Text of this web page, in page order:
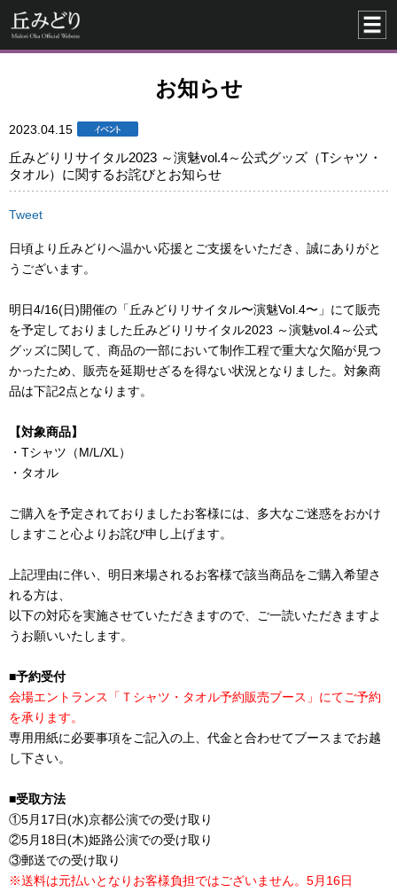
お知らせ
2023.04.15
丘みどりリサイタル2023 ～演魅vol.4～公式グッズ（Tシャツ・
タオル）に関するお詫びとお知らせ
Tweet
日頃より丘みどりへ温かい応援とご支援をいただき、誠にありがと
うございます。
明日4/16(日)開催の「丘みどりリサイタル〜演魅Vol.4〜」にて販売
を予定しておりました丘みどりリサイタル2023 ～演魅vol.4～公式
グッズに関して、商品の一部において制作工程で重大な欠陥が見つ
かったため、販売を延期せざるを得ない状況となりました。対象商
品は下記2点となります。
【対象商品】
・Tシャツ（M/L/XL）
・タオル
ご購入を予定されておりましたお客様には、多大なご迷惑をおかけ
しますこと心よりお詫び申し上げます。
上記理由に伴い、明日来場されるお客様で該当商品をご購入希望さ
れる方は、
以下の対応を実施させていただきますので、ご一読いただきますよ
うお願いいたします。
■予約受付
会場エントランス「Ｔシャツ・タオル予約販売ブース」にてご予約
を承ります。
専用用紙に必要事項をご記入の上、代金と合わせてブースまでお越
し下さい。
■受取方法
①5月17日(水)京都公演での受け取り
②5月18日(木)姫路公演での受け取り
③郵送での受け取り
※送料は元払いとなりお客様負担ではございません。5月16日